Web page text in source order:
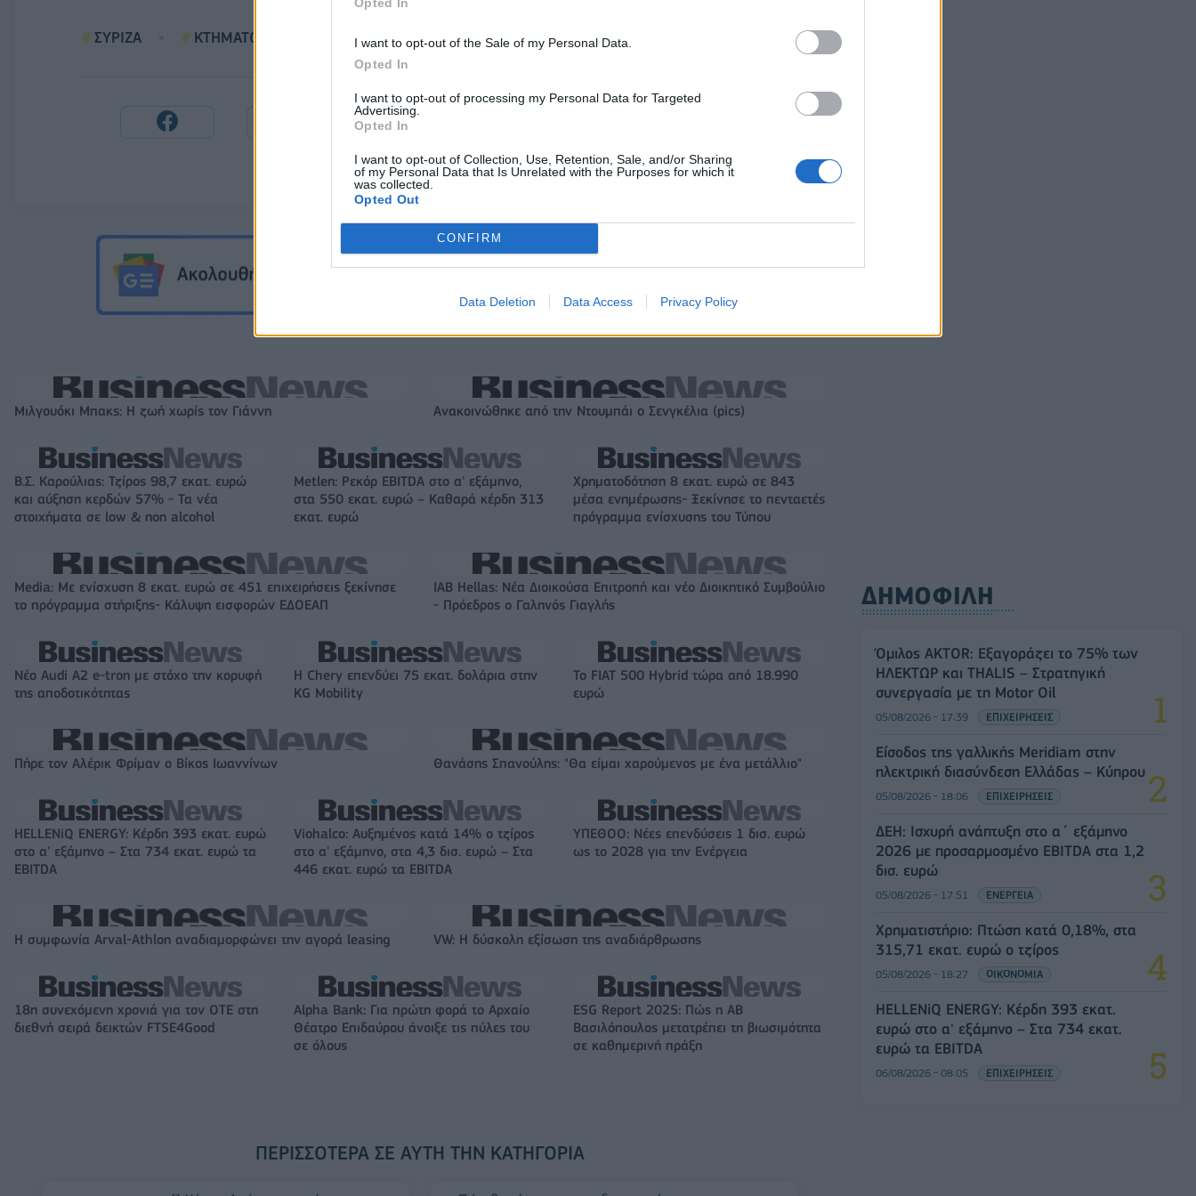
I want to opt-out of the Sale of my Personal Data.
Opted In
I want to opt-out of processing my Personal Data for Targeted
Advertising.
Opted In
I want to opt-out of Collection, Use, Retention, Sale, and/or Sharing
of my Personal Data that Is Unrelated with the Purposes for which it
was collected.
Opted Out
CONFIRM
Data Deletion Data Access Privacy Policy
ΣΥΡΙΖΑ ΚΤΗΜΑΤΟΛΟΓΙΟ
Μιλγουόκι Μπακς: Η ζωή χωρίς τον Γιάννη Ανακοινώθηκε από την Ντουμπάι ο Σενγκέλια (pics)
Β.Σ. Καρούλιας: Τζίρος 98,7 εκατ. ευρώ
και αύξηση κερδών 57% - Τα νέα
στοιχήματα σε low & non alcohol
Metlen: Ρεκόρ EBITDA στο α' εξάμηνο,
στα 550 εκατ. ευρώ – Καθαρά κέρδη 313
εκατ. ευρώ
Χρηματοδότηση 8 εκατ. ευρώ σε 843
μέσα ενημέρωσης- Ξεκίνησε το πενταετές
πρόγραμμα ενίσχυσης του Τύπου
Media: Με ενίσχυση 8 εκατ. ευρώ σε 451 επιχειρήσεις ξεκίνησε
το πρόγραμμα στήριξης- Κάλυψη εισφορών ΕΔΟΕΑΠ
IAB Hellas: Νέα Διοικούσα Επιτροπή και νέο Διοικητικό Συμβούλιο
- Πρόεδρος ο Γαληνός Γιαγλής
Νέο Audi A2 e-tron με στόχο την κορυφή
της αποδοτικότητας
Η Chery επενδύει 75 εκατ. δολάρια στην
KG Mobility
Το FIAT 500 Hybrid τώρα από 18.990
ευρώ
Πήρε τον Αλέρικ Φρίμαν ο Βίκος Ιωαννίνων Θανάσης Σπανούλης: "Θα είμαι χαρούμενος με ένα μετάλλιο"
HELLENiQ ENERGY: Κέρδη 393 εκατ. ευρώ
στο α' εξάμηνο – Στα 734 εκατ. ευρώ τα
EBITDA
Viohalco: Αυξημένος κατά 14% ο τζίρος
στο α' εξάμηνο, στα 4,3 δισ. ευρώ – Στα
446 εκατ. ευρώ τα EBITDA
ΥΠΕΘΟΟ: Νέες επενδύσεις 1 δισ. ευρώ
ως το 2028 για την Ενέργεια
Η συμφωνία Arval-Athlon αναδιαμορφώνει την αγορά leasing VW: Η δύσκολη εξίσωση της αναδιάρθρωσης
18η συνεχόμενη χρονιά για τον ΟΤΕ στη
διεθνή σειρά δεικτών FTSE4Good
Alpha Bank: Για πρώτη φορά το Αρχαίο
Θέατρο Επιδαύρου άνοιξε τις πύλες του
σε όλους
ESG Report 2025: Πώς η ΑΒ
Βασιλόπουλος μετατρέπει τη βιωσιμότητα
σε καθημερινή πράξη
ΠΕΡΙΣΣΌΤΕΡΑ ΣΕ ΑΥΤΉ ΤΗΝ ΚΑΤΗΓΟΡΊΑ
ΔΗΜΟΦΙΛΗ
Όμιλος AKTOR: Εξαγοράζει το 75% των
ΗΛΕΚΤΩΡ και THALIS – Στρατηγική
συνεργασία με τη Motor Oil
05/08/2026 - 17:39 ΕΠΙΧΕΙΡΗΣΕΙΣ
Είσοδος της γαλλικής Meridiam στην
ηλεκτρική διασύνδεση Ελλάδας – Κύπρου
05/08/2026 - 18:06 ΕΠΙΧΕΙΡΗΣΕΙΣ
ΔΕΗ: Ισχυρή ανάπτυξη στο α΄ εξάμηνο
2026 με προσαρμοσμένο EBITDA στα 1,2
δισ. ευρώ
05/08/2026 - 17:51 ΕΝΕΡΓΕΙΑ
Χρηματιστήριο: Πτώση κατά 0,18%, στα
315,71 εκατ. ευρώ ο τζίρος
05/08/2026 - 18:27 ΟΙΚΟΝΟΜΙΑ
HELLENiQ ENERGY: Κέρδη 393 εκατ.
ευρώ στο α' εξάμηνο – Στα 734 εκατ.
ευρώ τα EBITDA
06/08/2026 - 08:05 ΕΠΙΧΕΙΡΗΣΕΙΣ